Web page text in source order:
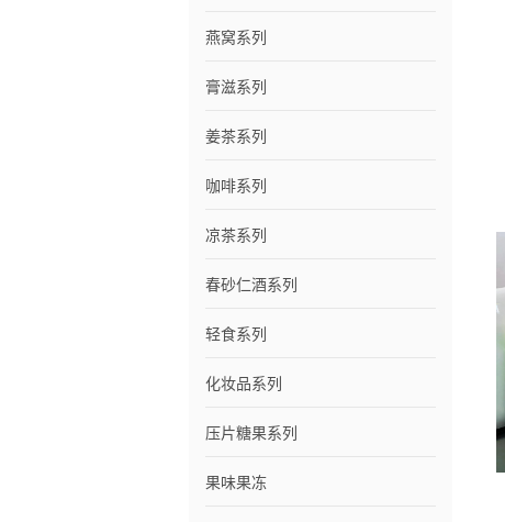
燕窝系列
膏滋系列
姜茶系列
咖啡系列
凉茶系列
春砂仁酒系列
轻食系列
化妆品系列
压片糖果系列
果味果冻